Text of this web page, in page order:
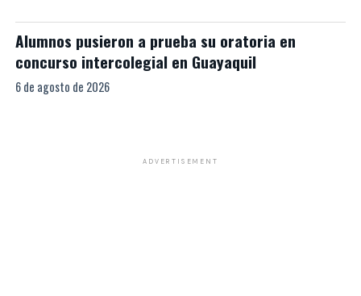
Alumnos pusieron a prueba su oratoria en
concurso intercolegial en Guayaquil
6 de agosto de 2026
ADVERTISEMENT